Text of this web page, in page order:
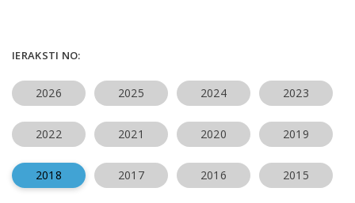
IERAKSTI NO:
2026 2025 2024 2023
2022 2021 2020 2019
2018 2017 2016 2015